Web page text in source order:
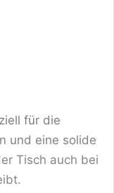
für die
und eine solide
Tisch auch bei